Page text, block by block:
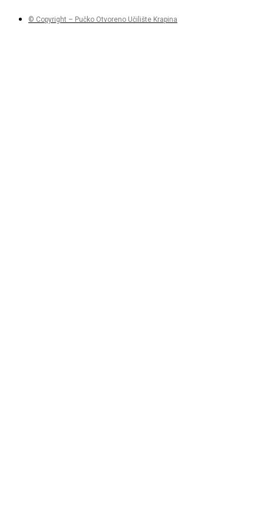
© Copyright – Pučko Otvoreno Učilište Krapina